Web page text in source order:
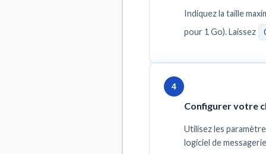
Indiquez la taille
pour 1 Go). Laissez
4
Configurer votre
Utilisez les
logiciel de